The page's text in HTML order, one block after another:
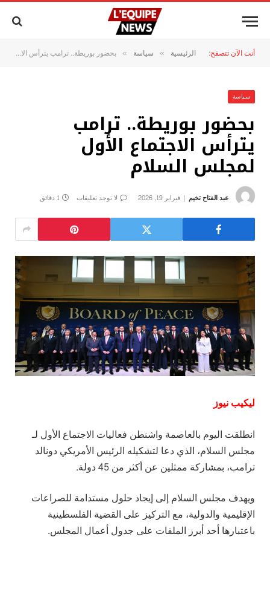
أنت الآن تتصفح: الرئيسية » سياسة » بحضور بوريطة.. ترامب يترأس الاجتماع الأول لمجلس السلام
سياسة
بحضور بوريطة.. ترامب
يترأس الاجتماع الأول
لمجلس السلام
عبد الفتاح تخيم فبراير 19, 2026 لا توجد تعليقات 1 دقائق
ليكيب نيوز
انطلقت اليوم بالعاصمة واشنطن فعاليات الاجتماع الأول لـ
مجلس السلام، الذي دعا لتشكيله الرئيس الأمريكي دونالد
ترامب، بمشاركة ممثلين عن أكثر من 45 دولة.
ويهدف مجلس السلام إلى إيجاد حلول مستدامة للصراعات
الإقليمية والدولية، مع التركيز على القضية الفلسطينية
باعتبارها أحد أبرز الملفات على جدول أعمال المجلس.